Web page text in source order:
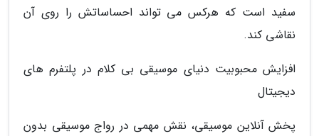
سفید است که هرکس می تواند احساساتش را روی آن
نقاشی کند.
افزایش محبوبیت دنیای موسیقی بی کلام در پلتفرم های
دیجیتال
پخش آنلاین موسیقی، نقش مهمی در رواج موسیقی بدون